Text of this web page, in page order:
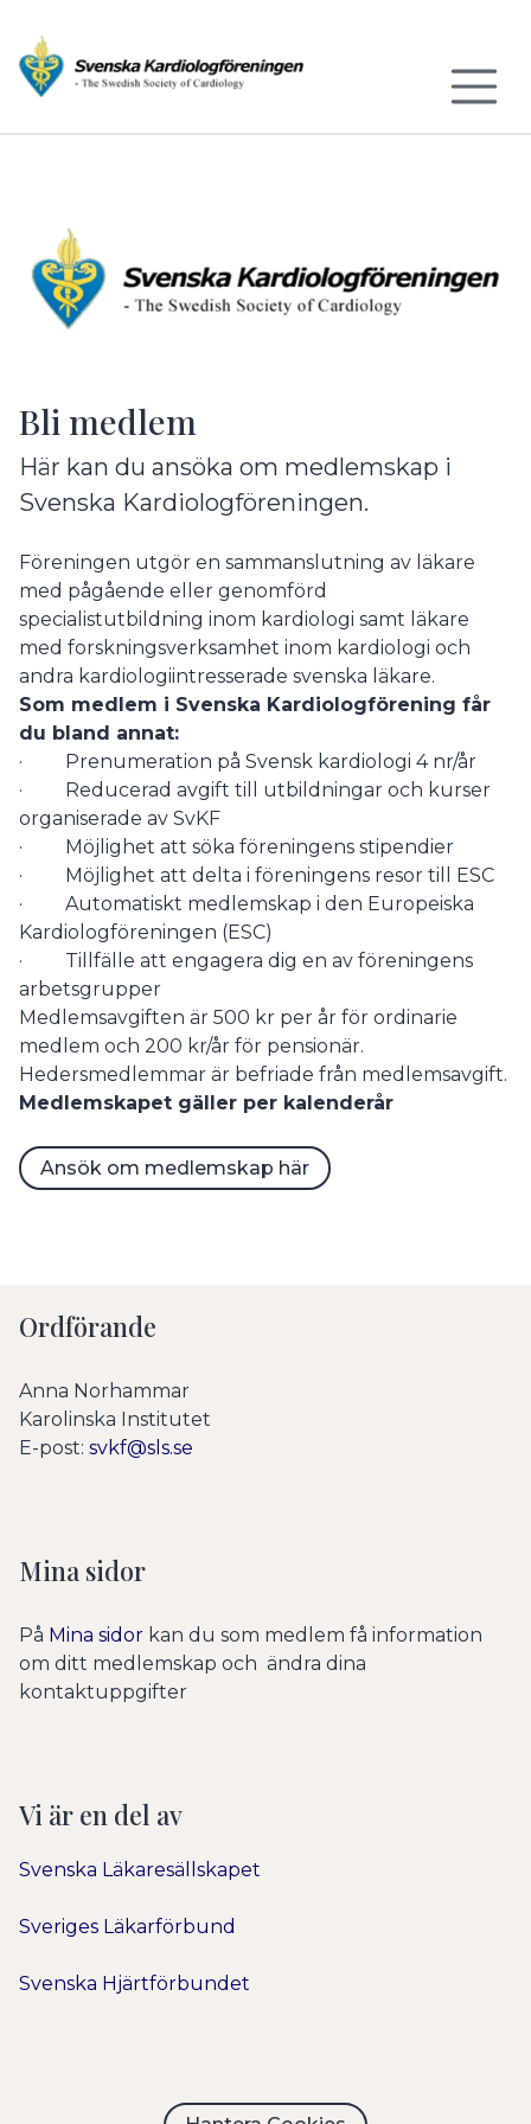
Bli medlem
Här kan du ansöka om medlemskap i
Svenska Kardiologföreningen.
Föreningen utgör en sammanslutning av läkare
med pågående eller genomförd
specialistutbildning inom kardiologi samt läkare
med forskningsverksamhet inom kardiologi och
andra kardiologiintresserade svenska läkare.
Som medlem i Svenska Kardiologförening får
du bland annat:
· Prenumeration på Svensk kardiologi 4 nr/år
· Reducerad avgift till utbildningar och kurser
organiserade av SvKF
· Möjlighet att söka föreningens stipendier
· Möjlighet att delta i föreningens resor till ESC
· Automatiskt medlemskap i den Europeiska
Kardiologföreningen (ESC)
· Tillfälle att engagera dig en av föreningens
arbetsgrupper
Medlemsavgiften är 500 kr per år för ordinarie
medlem och 200 kr/år för pensionär.
Hedersmedlemmar är befriade från medlemsavgift.
Medlemskapet gäller per kalenderår
Ansök om medlemskap här
Ordförande
Anna Norhammar
Karolinska Institutet
E-post: svkf@sls.se
Mina sidor
På Mina sidor kan du som medlem få information
om ditt medlemskap och ändra dina
kontaktuppgifter
Vi är en del av
Svenska Läkaresällskapet
Sveriges Läkarförbund
Svenska Hjärtförbundet